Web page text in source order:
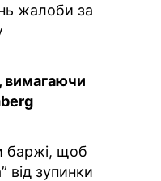
жалоби за
вимагаючи
баржі, щоб
від зупинки